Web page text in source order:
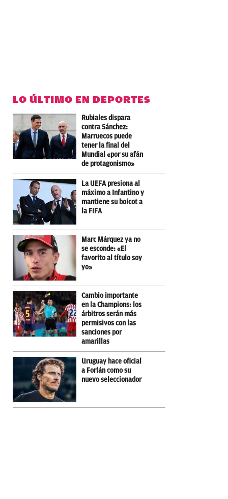
LO ÚLTIMO EN DEPORTES
Rubiales dispara
contra Sánchez:
Marruecos puede
tener la final del
Mundial «por su afán
de protagonismo»
La UEFA presiona al
máximo a Infantino y
mantiene su boicot a
la FIFA
Marc Márquez ya no
se esconde: «El
favorito al título soy
yo»
Cambio importante
en la Champions: los
árbitros serán más
permisivos con las
sanciones por
amarillas
Uruguay hace oficial
a Forlán como su
nuevo seleccionador